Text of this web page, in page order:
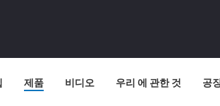
제품 비디오 우리 에 관한 것 공